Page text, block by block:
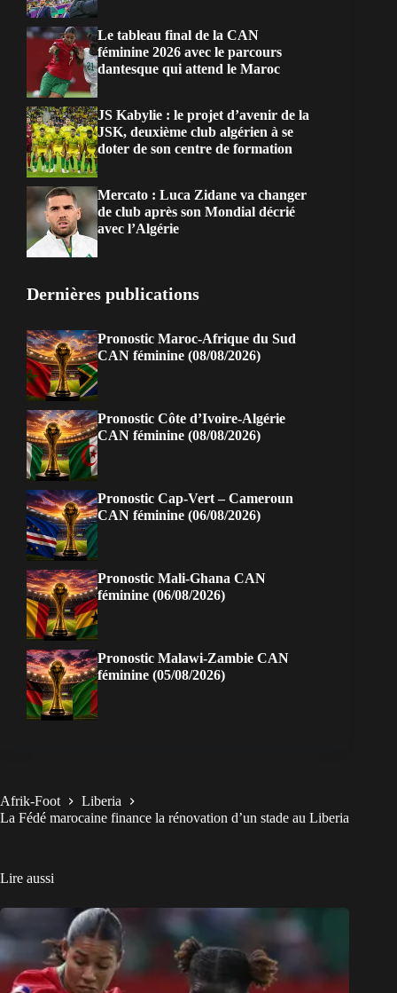
Le tableau final de la CAN
féminine 2026 avec le parcours
dantesque qui attend le Maroc
JS Kabylie : le projet d’avenir de la
JSK, deuxième club algérien à se
doter de son centre de formation
Mercato : Luca Zidane va changer
de club après son Mondial décrié
avec l’Algérie
Dernières publications
Pronostic Maroc-Afrique du Sud
CAN féminine (08/08/2026)
Pronostic Côte d’Ivoire-Algérie
CAN féminine (08/08/2026)
Pronostic Cap-Vert – Cameroun
CAN féminine (06/08/2026)
Pronostic Mali-Ghana CAN
féminine (06/08/2026)
Pronostic Malawi-Zambie CAN
féminine (05/08/2026)
Afrik-Foot
Liberia
La Fédé marocaine finance la rénovation d’un stade au Liberia
Lire aussi